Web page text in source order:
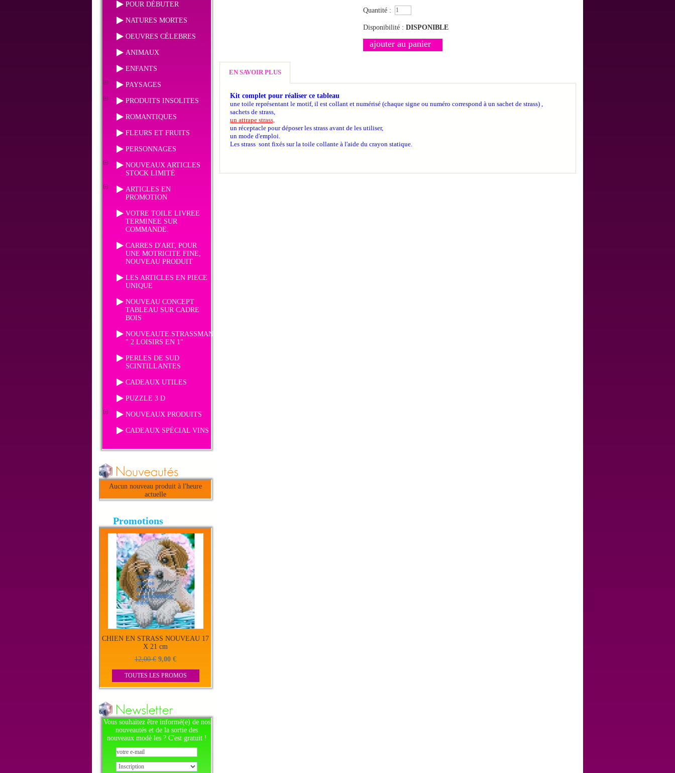
POUR DÉBUTER
NATURES MORTES
OEUVRES CÉLEBRES
ANIMAUX
ENFANTS
PAYSAGES
PRODUITS INSOLITES
ROMANTIQUES
FLEURS ET FRUITS
PERSONNAGES
NOUVEAUX ARTICLES
STOCK LIMITÉ
ARTICLES EN
PROMOTION
VOTRE TOILE LIVREE
TERMINEE SUR
COMMANDE.
CARRES D'ART, POUR
UNE MOTRICITE FINE,
NOUVEAU PRODUIT
LES ARTICLES EN PIECE
UNIQUE
NOUVEAU CONCEPT
TABLEAU SUR CADRE
BOIS
NOUVEAUTE.STRASSMANIA
" 2 LOISIRS EN 1"
PERLES DE SUD
SCINTILLANTES
CADEAUX UTILES
PUZZLE 3 D
NOUVEAUX PRODUITS
CADEAUX SPÉCIAL VINS
Aucun nouveau produit à l'heure
actuelle
Promotions
CHIEN EN STRASS NOUVEAU 17
X 21 cm
12,00 € 9,00 €
TOUTES LES PROMOS
Vous souhaitez être informé(e) de nos
nouveautés et de la sortie des
nouveaux modè les ? C'est gratuit !
Quantité :
Disponibilité : DISPONIBLE
ajouter au panier
EN SAVOIR PLUS
Kit complet pour réaliser ce tableau
une toile représentant le motif, il est collant et numérisé (chaque signe ou numéro correspond à un sachet de strass) ,
sachets de strass,
un attrape strass,
un réceptacle pour déposer les strass avant de les utiliser,
un mode d'emploi.
Les strass sont fixés sur la toile collante à l'aide du crayon statique.